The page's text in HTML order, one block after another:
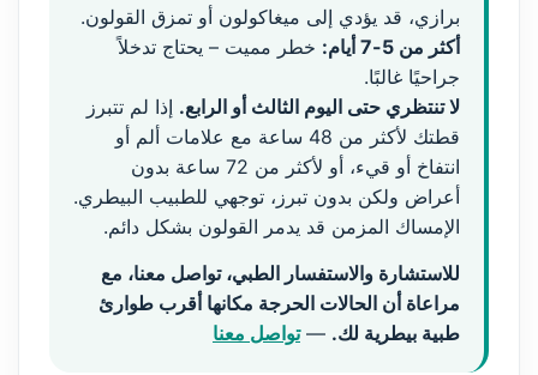
برازي، قد يؤدي إلى ميغاكولون أو تمزق القولون.
أكثر من 5-7 أيام:
خطر مميت – يحتاج تدخلاً
جراحيًا غالبًا.
لا تنتظري حتى اليوم الثالث أو الرابع. إذا لم تتبرز
قطتك لأكثر من 48 ساعة مع علامات ألم أو
انتفاخ أو قيء، أو لأكثر من 72 ساعة بدون
أعراض ولكن بدون تبرز، توجهي للطبيب البيطري.
الإمساك المزمن قد يدمر القولون بشكل دائم.
للاستشارة والاستفسار الطبي، تواصل معنا، مع
مراعاة أن الحالات الحرجة مكانها أقرب طوارئ
طبية بيطرية لك. —تواصل معنا